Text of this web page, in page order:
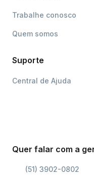
Trabalhe conosco
Quem somos
Suporte
Central de Ajuda
Quer falar com a
(51) 3902-0802